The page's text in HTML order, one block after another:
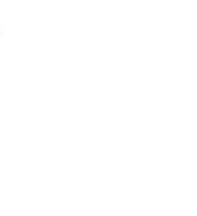
là nhôm CNC sẽ khiến
nắp là một thao tác đơn
lung lay và đủ lỏng để
khỏi bàn khi mở. Phần cạnh